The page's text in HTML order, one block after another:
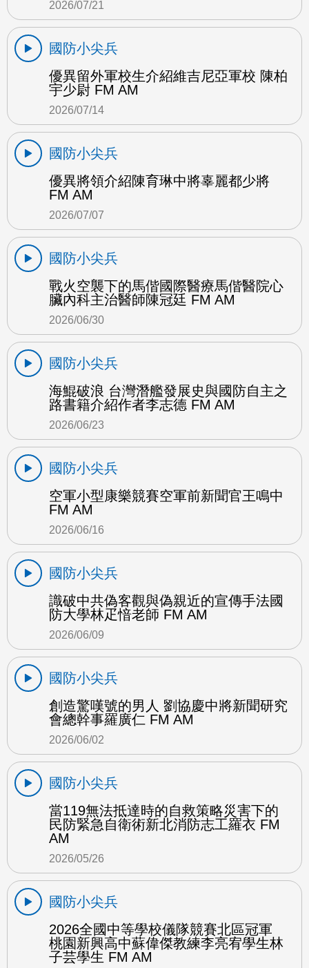
2026/07/21
國防小尖兵
優異留外軍校生介紹維吉尼亞軍校 陳柏
宇少尉 FM AM
2026/07/14
國防小尖兵
優異將領介紹陳育琳中將辜麗都少將
FM AM
2026/07/07
國防小尖兵
戰火空襲下的馬偕國際醫療馬偕醫院心
臟內科主治醫師陳冠廷 FM AM
2026/06/30
國防小尖兵
海鯤破浪 台灣潛艦發展史與國防自主之
路書籍介紹作者李志德 FM AM
2026/06/23
國防小尖兵
空軍小型康樂競賽空軍前新聞官王鳴中
FM AM
2026/06/16
國防小尖兵
識破中共偽客觀與偽親近的宣傳手法國
防大學林疋愔老師 FM AM
2026/06/09
國防小尖兵
創造驚嘆號的男人 劉協慶中將新聞研究
會總幹事羅廣仁 FM AM
2026/06/02
國防小尖兵
當119無法抵達時的自救策略災害下的
民防緊急自衛術新北消防志工羅衣 FM
AM
2026/05/26
國防小尖兵
2026全國中等學校儀隊競賽北區冠軍
桃園新興高中蘇偉傑教練李亮宥學生林
子芸學生 FM AM